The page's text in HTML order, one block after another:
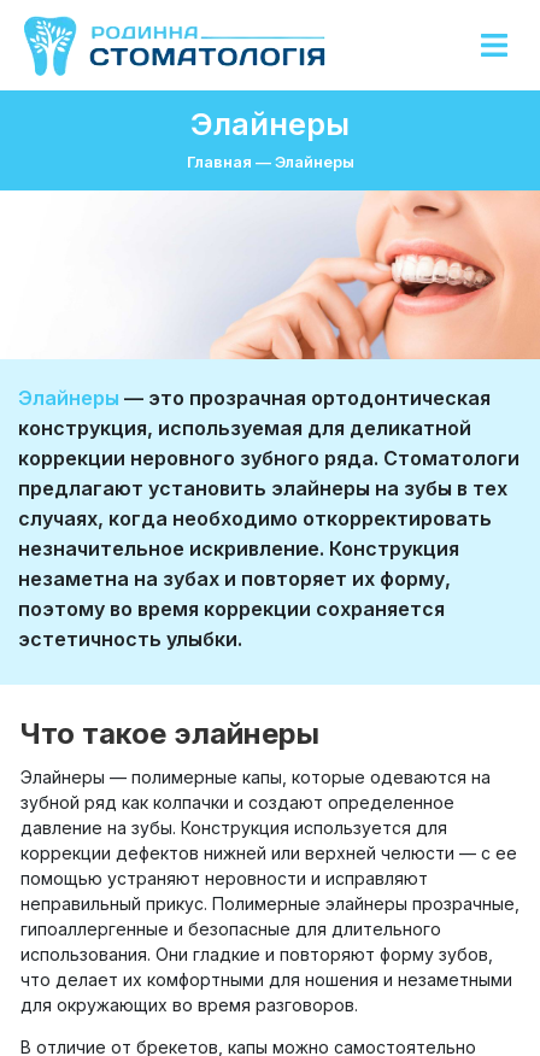
Элайнеры
Главная — Элайнеры
Элайнеры — это прозрачная ортодонтическая
конструкция, используемая для деликатной
коррекции неровного зубного ряда. Стоматологи
предлагают установить элайнеры на зубы в тех
случаях, когда необходимо откорректировать
незначительное искривление. Конструкция
незаметна на зубах и повторяет их форму,
поэтому во время коррекции сохраняется
эстетичность улыбки.
Что такое элайнеры
Элайнеры — полимерные капы, которые одеваются на
зубной ряд как колпачки и создают определенное
давление на зубы. Конструкция используется для
коррекции дефектов нижней или верхней челюсти — с ее
помощью устраняют неровности и исправляют
неправильный прикус. Полимерные элайнеры прозрачные,
гипоаллергенные и безопасные для длительного
использования. Они гладкие и повторяют форму зубов,
что делает их комфортными для ношения и незаметными
для окружающих во время разговоров.
В отличие от брекетов, капы можно самостоятельно